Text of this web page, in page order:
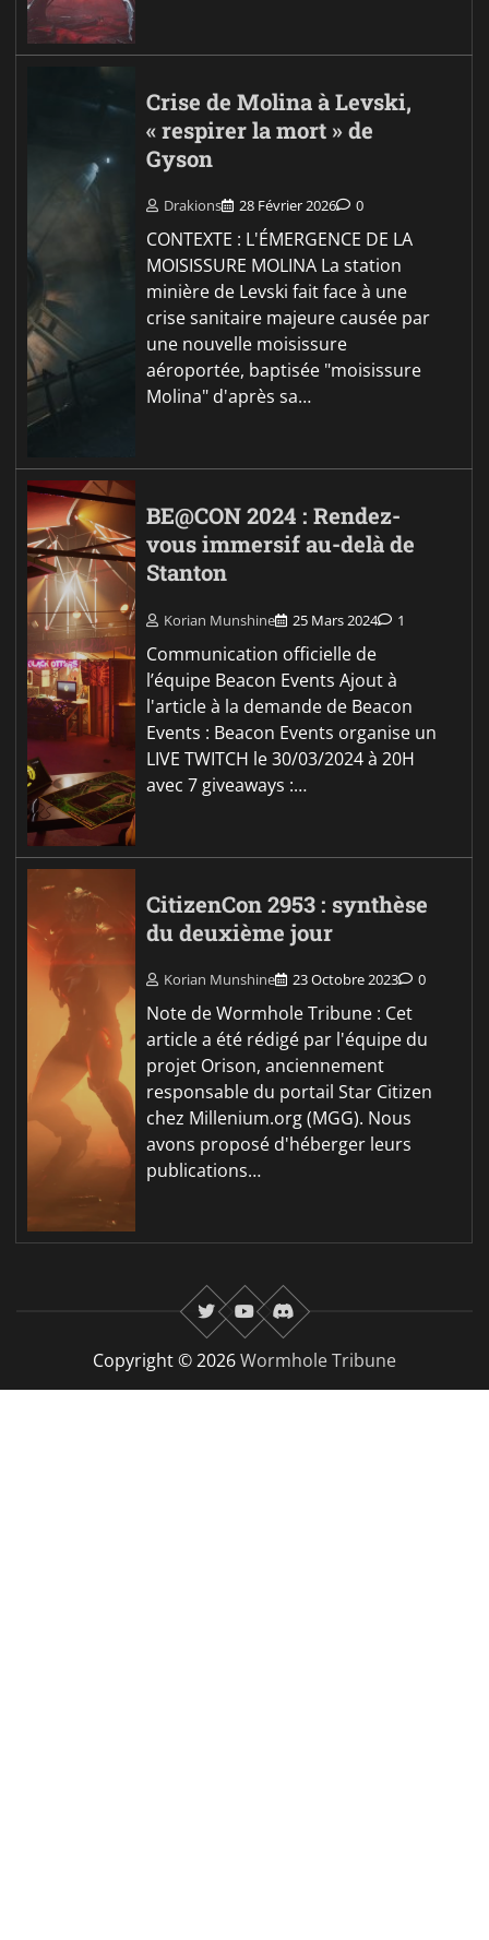
Crise de Molina à Levski,
« respirer la mort » de
Gyson
Drakions 28 Février 2026 0
CONTEXTE : L'ÉMERGENCE DE LA
MOISISSURE MOLINA La station
minière de Levski fait face à une
crise sanitaire majeure causée par
une nouvelle moisissure
aéroportée, baptisée "moisissure
Molina" d'après sa…
BE@CON 2024 : Rendez-
vous immersif au-delà de
Stanton
Korian Munshine 25 Mars 2024 1
Communication officielle de
l’équipe Beacon Events Ajout à
l'article à la demande de Beacon
Events : Beacon Events organise un
LIVE TWITCH le 30/03/2024 à 20H
avec 7 giveaways :…
CitizenCon 2953 : synthèse
du deuxième jour
Korian Munshine 23 Octobre 2023 0
Note de Wormhole Tribune : Cet
article a été rédigé par l'équipe du
projet Orison, anciennement
responsable du portail Star Citizen
chez Millenium.org (MGG). Nous
avons proposé d'héberger leurs
publications…
twitteryoutubeDiscord
Copyright © 2026Wormhole Tribune